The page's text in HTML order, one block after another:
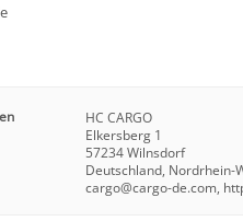
HC CARGO
Elkersberg 1
57234 Wilnsdorf
Deutschland, Nordrhein-
cargo@cargo-de.com,